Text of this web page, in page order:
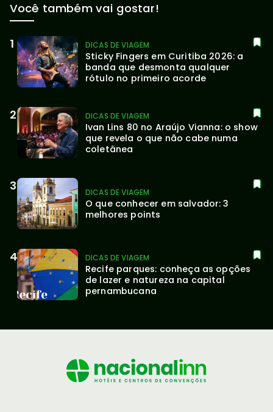
Você também vai gostar!
DICAS DE VIAGEM
Sticky Fingers em Curitiba 2026: a
banda que desmonta qualquer
rótulo no primeiro acorde
DICAS DE VIAGEM
Ivan Lins 80 no Araújo Vianna: o show
que revela o que não cabe numa
coletânea
DICAS DE VIAGEM
O que conhecer em salvador: 3
melhores points
DICAS DE VIAGEM
Recife parques: conheça as opções
de lazer e natureza na capital
pernambucana